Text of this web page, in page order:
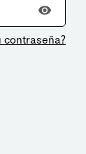
contraseña?